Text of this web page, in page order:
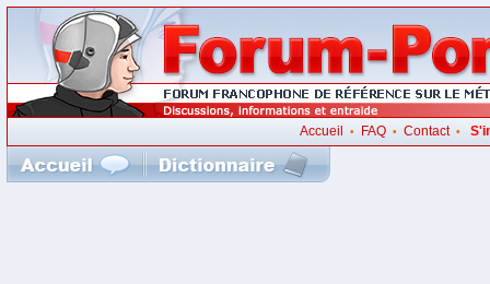
Accueil • FAQ• Contact•